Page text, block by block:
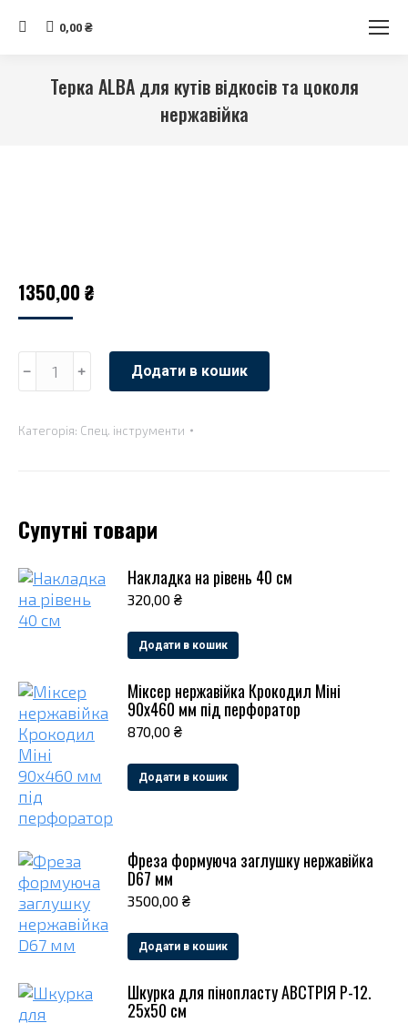
Search:0,00 ₴
Терка ALBA для кутів відкосів та цоколя
нержавійка
1350,00 ₴
кутів
відкосів
кількість
﹣ ﹢ Додати в кошик
Категорія: Спец. інструменти
Супутні товари
Накладка на рівень 40 см
320,00 ₴
Додати в кошик
Міксер нержавійка Крокодил Міні
90х460 мм під перфоратор
870,00 ₴
Додати в кошик
Фреза формуюча заглушку нержавійка
D67 мм
3500,00 ₴
Додати в кошик
Шкурка для пінопласту АВСТРІЯ Р-12.
25х50 см